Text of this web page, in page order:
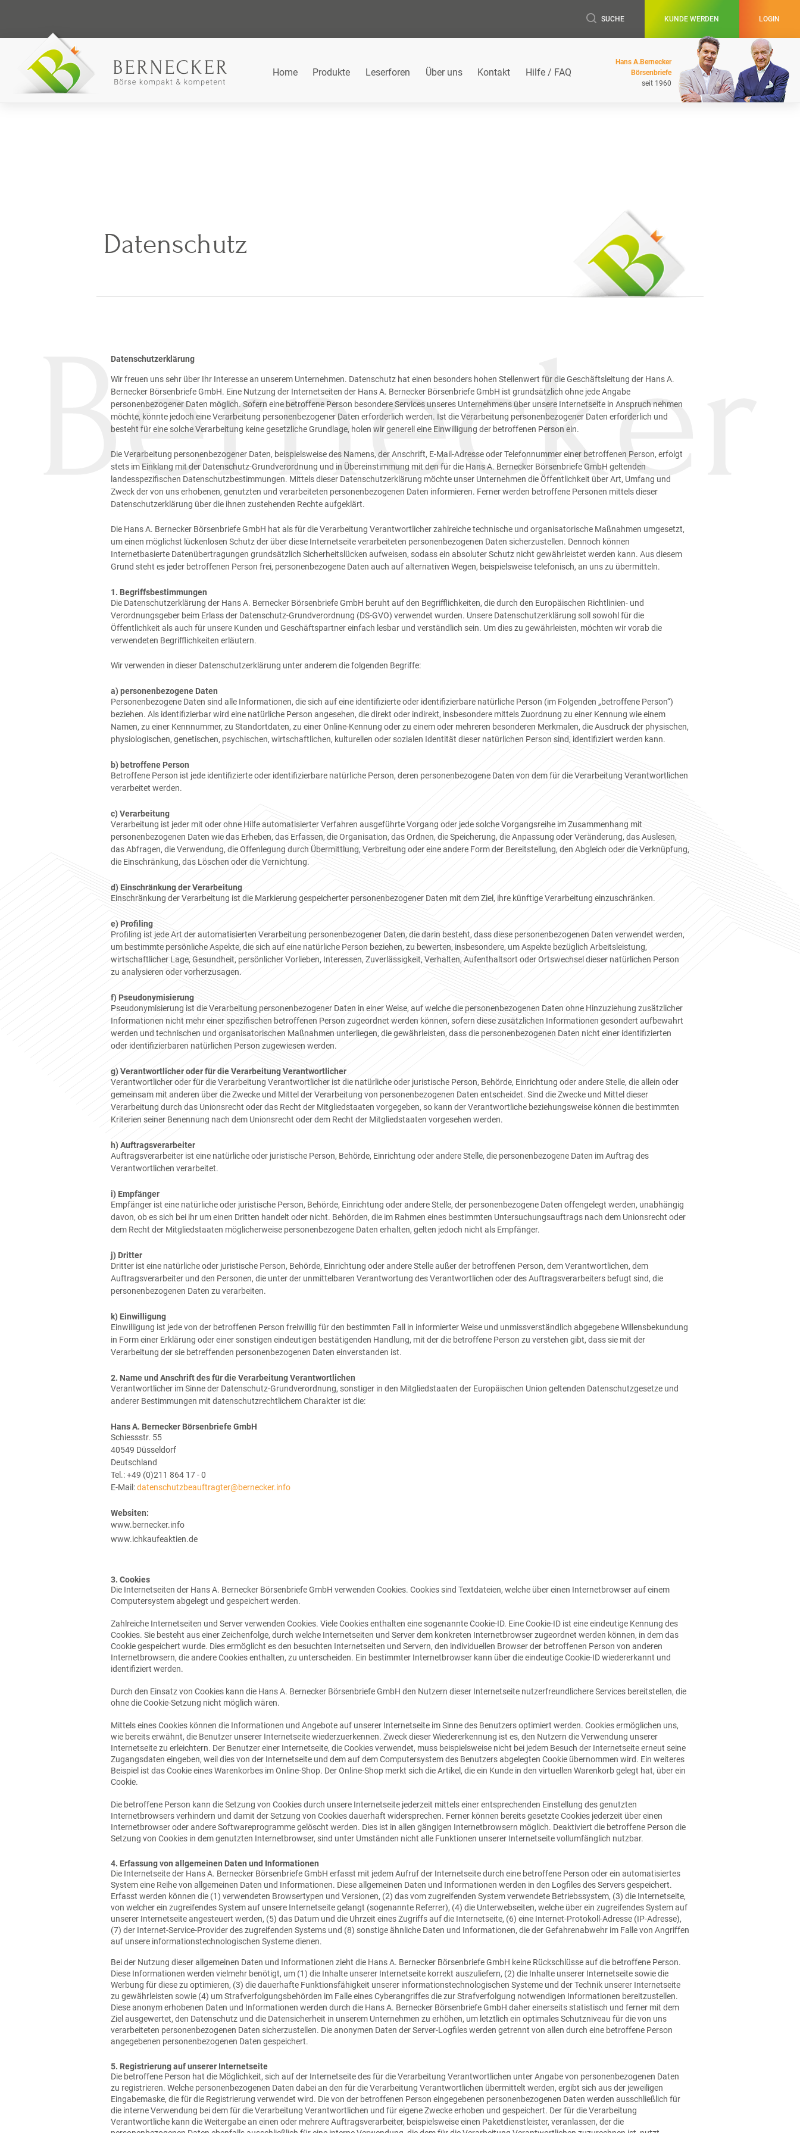
SUCHE KUNDE WERDEN LOGIN
Home Produkte Leserforen Über uns Kontakt Hilfe / FAQ
Hans A.Bernecker
Börsenbriefe
seit 1960
Datenschutz
Datenschutzerklärung
Wir freuen uns sehr über Ihr Interesse an unserem Unternehmen. Datenschutz hat einen besonders hohen Stellenwert für die Geschäftsleitung der Hans A.
Bernecker Börsenbriefe GmbH. Eine Nutzung der Internetseiten der Hans A. Bernecker Börsenbriefe GmbH ist grundsätzlich ohne jede Angabe
personenbezogener Daten möglich. Sofern eine betroffene Person besondere Services unseres Unternehmens über unsere Internetseite in Anspruch nehmen
möchte, könnte jedoch eine Verarbeitung personenbezogener Daten erforderlich werden. Ist die Verarbeitung personenbezogener Daten erforderlich und
besteht für eine solche Verarbeitung keine gesetzliche Grundlage, holen wir generell eine Einwilligung der betroffenen Person ein.
Die Verarbeitung personenbezogener Daten, beispielsweise des Namens, der Anschrift, E-Mail-Adresse oder Telefonnummer einer betroffenen Person, erfolgt
stets im Einklang mit der Datenschutz-Grundverordnung und in Übereinstimmung mit den für die Hans A. Bernecker Börsenbriefe GmbH geltenden
landesspezifischen Datenschutzbestimmungen. Mittels dieser Datenschutzerklärung möchte unser Unternehmen die Öffentlichkeit über Art, Umfang und
Zweck der von uns erhobenen, genutzten und verarbeiteten personenbezogenen Daten informieren. Ferner werden betroffene Personen mittels dieser
Datenschutzerklärung über die ihnen zustehenden Rechte aufgeklärt.
Die Hans A. Bernecker Börsenbriefe GmbH hat als für die Verarbeitung Verantwortlicher zahlreiche technische und organisatorische Maßnahmen umgesetzt,
um einen möglichst lückenlosen Schutz der über diese Internetseite verarbeiteten personenbezogenen Daten sicherzustellen. Dennoch können
Internetbasierte Datenübertragungen grundsätzlich Sicherheitslücken aufweisen, sodass ein absoluter Schutz nicht gewährleistet werden kann. Aus diesem
Grund steht es jeder betroffenen Person frei, personenbezogene Daten auch auf alternativen Wegen, beispielsweise telefonisch, an uns zu übermitteln.
1. Begriffsbestimmungen
Die Datenschutzerklärung der Hans A. Bernecker Börsenbriefe GmbH beruht auf den Begrifflichkeiten, die durch den Europäischen Richtlinien- und
Verordnungsgeber beim Erlass der Datenschutz-Grundverordnung (DS-GVO) verwendet wurden. Unsere Datenschutzerklärung soll sowohl für die
Öffentlichkeit als auch für unsere Kunden und Geschäftspartner einfach lesbar und verständlich sein. Um dies zu gewährleisten, möchten wir vorab die
verwendeten Begrifflichkeiten erläutern.
Wir verwenden in dieser Datenschutzerklärung unter anderem die folgenden Begriffe:
a) personenbezogene Daten
Personenbezogene Daten sind alle Informationen, die sich auf eine identifizierte oder identifizierbare natürliche Person (im Folgenden „betroffene Person“)
beziehen. Als identifizierbar wird eine natürliche Person angesehen, die direkt oder indirekt, insbesondere mittels Zuordnung zu einer Kennung wie einem
Namen, zu einer Kennnummer, zu Standortdaten, zu einer Online-Kennung oder zu einem oder mehreren besonderen Merkmalen, die Ausdruck der physischen,
physiologischen, genetischen, psychischen, wirtschaftlichen, kulturellen oder sozialen Identität dieser natürlichen Person sind, identifiziert werden kann.
b) betroffene Person
Betroffene Person ist jede identifizierte oder identifizierbare natürliche Person, deren personenbezogene Daten von dem für die Verarbeitung Verantwortlichen
verarbeitet werden.
c) Verarbeitung
Verarbeitung ist jeder mit oder ohne Hilfe automatisierter Verfahren ausgeführte Vorgang oder jede solche Vorgangsreihe im Zusammenhang mit
personenbezogenen Daten wie das Erheben, das Erfassen, die Organisation, das Ordnen, die Speicherung, die Anpassung oder Veränderung, das Auslesen,
das Abfragen, die Verwendung, die Offenlegung durch Übermittlung, Verbreitung oder eine andere Form der Bereitstellung, den Abgleich oder die Verknüpfung,
die Einschränkung, das Löschen oder die Vernichtung.
d) Einschränkung der Verarbeitung
Einschränkung der Verarbeitung ist die Markierung gespeicherter personenbezogener Daten mit dem Ziel, ihre künftige Verarbeitung einzuschränken.
e) Profiling
Profiling ist jede Art der automatisierten Verarbeitung personenbezogener Daten, die darin besteht, dass diese personenbezogenen Daten verwendet werden,
um bestimmte persönliche Aspekte, die sich auf eine natürliche Person beziehen, zu bewerten, insbesondere, um Aspekte bezüglich Arbeitsleistung,
wirtschaftlicher Lage, Gesundheit, persönlicher Vorlieben, Interessen, Zuverlässigkeit, Verhalten, Aufenthaltsort oder Ortswechsel dieser natürlichen Person
zu analysieren oder vorherzusagen.
f) Pseudonymisierung
Pseudonymisierung ist die Verarbeitung personenbezogener Daten in einer Weise, auf welche die personenbezogenen Daten ohne Hinzuziehung zusätzlicher
Informationen nicht mehr einer spezifischen betroffenen Person zugeordnet werden können, sofern diese zusätzlichen Informationen gesondert aufbewahrt
werden und technischen und organisatorischen Maßnahmen unterliegen, die gewährleisten, dass die personenbezogenen Daten nicht einer identifizierten
oder identifizierbaren natürlichen Person zugewiesen werden.
g) Verantwortlicher oder für die Verarbeitung Verantwortlicher
Verantwortlicher oder für die Verarbeitung Verantwortlicher ist die natürliche oder juristische Person, Behörde, Einrichtung oder andere Stelle, die allein oder
gemeinsam mit anderen über die Zwecke und Mittel der Verarbeitung von personenbezogenen Daten entscheidet. Sind die Zwecke und Mittel dieser
Verarbeitung durch das Unionsrecht oder das Recht der Mitgliedstaaten vorgegeben, so kann der Verantwortliche beziehungsweise können die bestimmten
Kriterien seiner Benennung nach dem Unionsrecht oder dem Recht der Mitgliedstaaten vorgesehen werden.
h) Auftragsverarbeiter
Auftragsverarbeiter ist eine natürliche oder juristische Person, Behörde, Einrichtung oder andere Stelle, die personenbezogene Daten im Auftrag des
Verantwortlichen verarbeitet.
i) Empfänger
Empfänger ist eine natürliche oder juristische Person, Behörde, Einrichtung oder andere Stelle, der personenbezogene Daten offengelegt werden, unabhängig
davon, ob es sich bei ihr um einen Dritten handelt oder nicht. Behörden, die im Rahmen eines bestimmten Untersuchungsauftrags nach dem Unionsrecht oder
dem Recht der Mitgliedstaaten möglicherweise personenbezogene Daten erhalten, gelten jedoch nicht als Empfänger.
j) Dritter
Dritter ist eine natürliche oder juristische Person, Behörde, Einrichtung oder andere Stelle außer der betroffenen Person, dem Verantwortlichen, dem
Auftragsverarbeiter und den Personen, die unter der unmittelbaren Verantwortung des Verantwortlichen oder des Auftragsverarbeiters befugt sind, die
personenbezogenen Daten zu verarbeiten.
k) Einwilligung
Einwilligung ist jede von der betroffenen Person freiwillig für den bestimmten Fall in informierter Weise und unmissverständlich abgegebene Willensbekundung
in Form einer Erklärung oder einer sonstigen eindeutigen bestätigenden Handlung, mit der die betroffene Person zu verstehen gibt, dass sie mit der
Verarbeitung der sie betreffenden personenbezogenen Daten einverstanden ist.
2. Name und Anschrift des für die Verarbeitung Verantwortlichen
Verantwortlicher im Sinne der Datenschutz-Grundverordnung, sonstiger in den Mitgliedstaaten der Europäischen Union geltenden Datenschutzgesetze und
anderer Bestimmungen mit datenschutzrechtlichem Charakter ist die:
Hans A. Bernecker Börsenbriefe GmbH
Schiessstr. 55
40549 Düsseldorf
Deutschland
Tel.: +49 (0)211 864 17 - 0
E-Mail:datenschutzbeauftragter@bernecker.info
Websiten:
www.bernecker.info
www.ichkaufeaktien.de
3. Cookies
Die Internetseiten der Hans A. Bernecker Börsenbriefe GmbH verwenden Cookies. Cookies sind Textdateien, welche über einen Internetbrowser auf einem
Computersystem abgelegt und gespeichert werden.
Zahlreiche Internetseiten und Server verwenden Cookies. Viele Cookies enthalten eine sogenannte Cookie-ID. Eine Cookie-ID ist eine eindeutige Kennung des
Cookies. Sie besteht aus einer Zeichenfolge, durch welche Internetseiten und Server dem konkreten Internetbrowser zugeordnet werden können, in dem das
Cookie gespeichert wurde. Dies ermöglicht es den besuchten Internetseiten und Servern, den individuellen Browser der betroffenen Person von anderen
Internetbrowsern, die andere Cookies enthalten, zu unterscheiden. Ein bestimmter Internetbrowser kann über die eindeutige Cookie-ID wiedererkannt und
identifiziert werden.
Durch den Einsatz von Cookies kann die Hans A. Bernecker Börsenbriefe GmbH den Nutzern dieser Internetseite nutzerfreundlichere Services bereitstellen, die
ohne die Cookie-Setzung nicht möglich wären.
Mittels eines Cookies können die Informationen und Angebote auf unserer Internetseite im Sinne des Benutzers optimiert werden. Cookies ermöglichen uns,
wie bereits erwähnt, die Benutzer unserer Internetseite wiederzuerkennen. Zweck dieser Wiedererkennung ist es, den Nutzern die Verwendung unserer
Internetseite zu erleichtern. Der Benutzer einer Internetseite, die Cookies verwendet, muss beispielsweise nicht bei jedem Besuch der Internetseite erneut seine
Zugangsdaten eingeben, weil dies von der Internetseite und dem auf dem Computersystem des Benutzers abgelegten Cookie übernommen wird. Ein weiteres
Beispiel ist das Cookie eines Warenkorbes im Online-Shop. Der Online-Shop merkt sich die Artikel, die ein Kunde in den virtuellen Warenkorb gelegt hat, über ein
Cookie.
Die betroffene Person kann die Setzung von Cookies durch unsere Internetseite jederzeit mittels einer entsprechenden Einstellung des genutzten
Internetbrowsers verhindern und damit der Setzung von Cookies dauerhaft widersprechen. Ferner können bereits gesetzte Cookies jederzeit über einen
Internetbrowser oder andere Softwareprogramme gelöscht werden. Dies ist in allen gängigen Internetbrowsern möglich. Deaktiviert die betroffene Person die
Setzung von Cookies in dem genutzten Internetbrowser, sind unter Umständen nicht alle Funktionen unserer Internetseite vollumfänglich nutzbar.
4. Erfassung von allgemeinen Daten und Informationen
Die Internetseite der Hans A. Bernecker Börsenbriefe GmbH erfasst mit jedem Aufruf der Internetseite durch eine betroffene Person oder ein automatisiertes
System eine Reihe von allgemeinen Daten und Informationen. Diese allgemeinen Daten und Informationen werden in den Logfiles des Servers gespeichert.
Erfasst werden können die (1) verwendeten Browsertypen und Versionen, (2) das vom zugreifenden System verwendete Betriebssystem, (3) die Internetseite,
von welcher ein zugreifendes System auf unsere Internetseite gelangt (sogenannte Referrer), (4) die Unterwebseiten, welche über ein zugreifendes System auf
unserer Internetseite angesteuert werden, (5) das Datum und die Uhrzeit eines Zugriffs auf die Internetseite, (6) eine Internet-Protokoll-Adresse (IP-Adresse),
(7) der Internet-Service-Provider des zugreifenden Systems und (8) sonstige ähnliche Daten und Informationen, die der Gefahrenabwehr im Falle von Angriffen
auf unsere informationstechnologischen Systeme dienen.
Bei der Nutzung dieser allgemeinen Daten und Informationen zieht die Hans A. Bernecker Börsenbriefe GmbH keine Rückschlüsse auf die betroffene Person.
Diese Informationen werden vielmehr benötigt, um (1) die Inhalte unserer Internetseite korrekt auszuliefern, (2) die Inhalte unserer Internetseite sowie die
Werbung für diese zu optimieren, (3) die dauerhafte Funktionsfähigkeit unserer informationstechnologischen Systeme und der Technik unserer Internetseite
zu gewährleisten sowie (4) um Strafverfolgungsbehörden im Falle eines Cyberangriffes die zur Strafverfolgung notwendigen Informationen bereitzustellen.
Diese anonym erhobenen Daten und Informationen werden durch die Hans A. Bernecker Börsenbriefe GmbH daher einerseits statistisch und ferner mit dem
Ziel ausgewertet, den Datenschutz und die Datensicherheit in unserem Unternehmen zu erhöhen, um letztlich ein optimales Schutzniveau für die von uns
verarbeiteten personenbezogenen Daten sicherzustellen. Die anonymen Daten der Server-Logfiles werden getrennt von allen durch eine betroffene Person
angegebenen personenbezogenen Daten gespeichert.
5. Registrierung auf unserer Internetseite
Die betroffene Person hat die Möglichkeit, sich auf der Internetseite des für die Verarbeitung Verantwortlichen unter Angabe von personenbezogenen Daten
zu registrieren. Welche personenbezogenen Daten dabei an den für die Verarbeitung Verantwortlichen übermittelt werden, ergibt sich aus der jeweiligen
Eingabemaske, die für die Registrierung verwendet wird. Die von der betroffenen Person eingegebenen personenbezogenen Daten werden ausschließlich für
die interne Verwendung bei dem für die Verarbeitung Verantwortlichen und für eigene Zwecke erhoben und gespeichert. Der für die Verarbeitung
Verantwortliche kann die Weitergabe an einen oder mehrere Auftragsverarbeiter, beispielsweise einen Paketdienstleister, veranlassen, der die